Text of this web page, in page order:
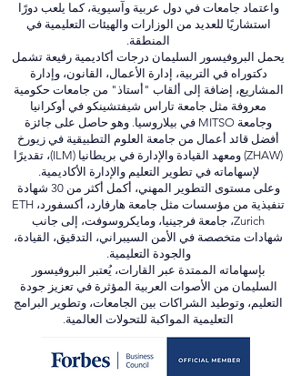
واعتماد جامعات في دول عربية وآسيوية، كما يلعب دورًا
استشاريًا للعديد من الوزارات والهيئات التعليمية في
المنطقة.
يحمل البروفيسور السليمان درجات أكاديمية رفيعة تشمل
دكتوراه في التربية، إدارة الأعمال، القانون، وإدارة
المشاريع، إضافة إلى ألقاب "أستاذ" من جامعات حكومية
معروفة مثل جامعة تاراس شيفتشينكو في أوكرانيا
وجامعة MITSO في بيلاروسيا. وهو حاصل على جائزة
أفضل قائد أعمال من جامعة العلوم التطبيقية في زيورخ
(ZHAW) ومعهد القيادة والإدارة في بريطانيا (ILM)، تقديرًا
لإسهاماته في تطوير التعليم والإدارة الأكاديمية.
وعلى مستوى التطوير المهني، أكمل أكثر من 30 شهادة
تنفيذية من مؤسسات مثل جامعة هارفارد، أكسفورد، ETH
Zurich، جامعة فرجينيا، ومايكروسوفت، إلى جانب
شهادات متخصصة في الأمن السيبراني، التدقيق، القيادة،
والجودة التعليمية.
بإسهاماته الممتدة عبر القارات، يُعتبر البروفيسور
السليمان من الأصوات العربية المؤثرة في تعزيز جودة
التعليم، وتوطيد الشراكات بين الجامعات، وتطوير البرامج
التعليمية المواكبة للتحولات العالمية.